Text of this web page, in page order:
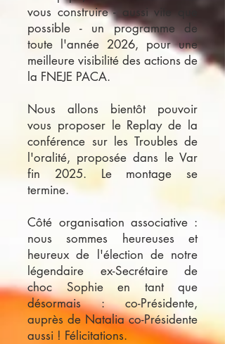
vous construire - aussi vite que
possible - un programme de
toute l'année 2026, pour une
meilleure visibilité des actions de
la FNEJE PACA.
Nous allons bientôt pouvoir
vous proposer le Replay de la
conférence sur les Troubles de
l'oralité, proposée dans le Var
fin 2025. Le montage se
termine.
Côté organisation associative :
nous sommes heureuses et
heureux de l'élection de notre
légendaire ex-Secrétaire de
choc Sophie en tant que
désormais : co-Présidente,
auprès de Natalia co-Présidente
aussi ! Félicitations.